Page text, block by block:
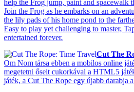
help the Frog jump, paint and spacewalk
Join the Frog as he embarks on an
the lily pads of his home pond to the
Easy to play yet challenging to master,
entertained forever.
Cut The
Om Nom társa ebben a mobilos online
megetetni őseit cukorkával a HTML5
játék, a Cut The Rope egy újabb darabja